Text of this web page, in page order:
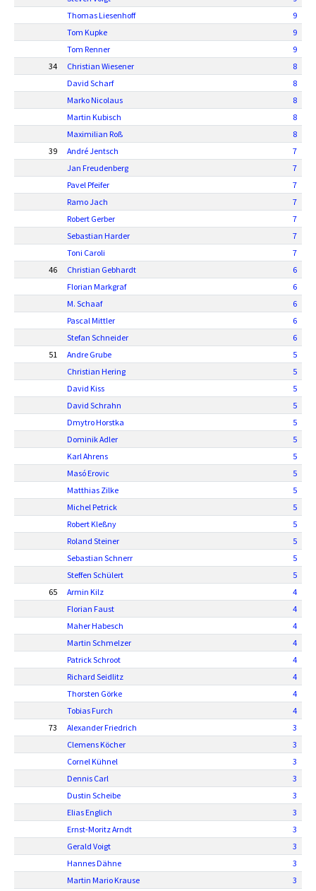
Thomas Liesenhoff
9
Tom Kupke
9
Tom Renner
9
34
Christian Wiesener
8
David Scharf
8
Marko Nicolaus
8
Martin Kubisch
8
Maximilian Roß
8
39
André Jentsch
7
Jan Freudenberg
7
Pavel Pfeifer
7
Ramo Jach
7
Robert Gerber
7
Sebastian Harder
7
Toni Caroli
7
46
Christian Gebhardt
6
Florian Markgraf
6
M. Schaaf
6
Pascal Mittler
6
Stefan Schneider
6
51
Andre Grube
5
Christian Hering
5
David Kiss
5
David Schrahn
5
Dmytro Horstka
5
Dominik Adler
5
Karl Ahrens
5
Masó Erovic
5
Matthias Zilke
5
Michel Petrick
5
Robert Kleßny
5
Roland Steiner
5
Sebastian Schnerr
5
Steffen Schülert
5
65
Armin Kilz
4
Florian Faust
4
Maher Habesch
4
Martin Schmelzer
4
Patrick Schroot
4
Richard Seidlitz
4
Thorsten Görke
4
Tobias Furch
4
73
Alexander Friedrich
3
Clemens Köcher
3
Cornel Kühnel
3
Dennis Carl
3
Dustin Scheibe
3
Elias Englich
3
Ernst-Moritz Arndt
3
Gerald Voigt
3
Hannes Dähne
3
Martin Mario Krause
3